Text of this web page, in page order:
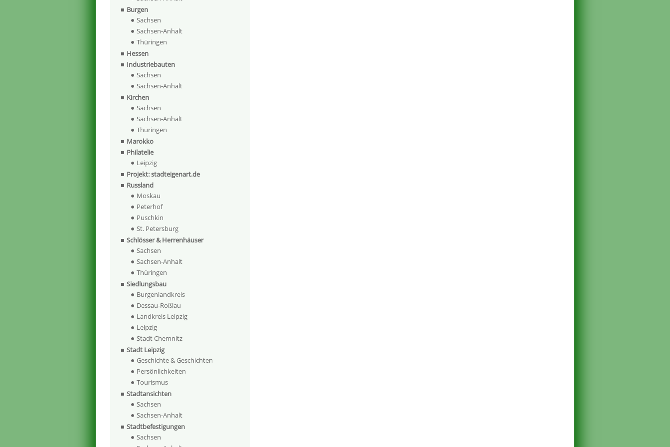
Burgen
Sachsen
Sachsen-Anhalt
Thüringen
Hessen
Industriebauten
Sachsen
Sachsen-Anhalt
Kirchen
Sachsen
Sachsen-Anhalt
Thüringen
Marokko
Philatelie
Leipzig
Projekt: stadteigenart.de
Russland
Moskau
Peterhof
Puschkin
St. Petersburg
Schlösser & Herrenhäuser
Sachsen
Sachsen-Anhalt
Thüringen
Siedlungsbau
Burgenlandkreis
Dessau-Roßlau
Landkreis Leipzig
Leipzig
Stadt Chemnitz
Stadt Leipzig
Geschichte & Geschichten
Persönlichkeiten
Tourismus
Stadtansichten
Sachsen
Sachsen-Anhalt
Stadtbefestigungen
Sachsen